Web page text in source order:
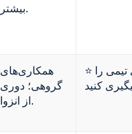
بیشتر.
همکاری‌های
گروهی؛ دوری
از انزوا.
⭐ ایده‌های تیمی را
کنید